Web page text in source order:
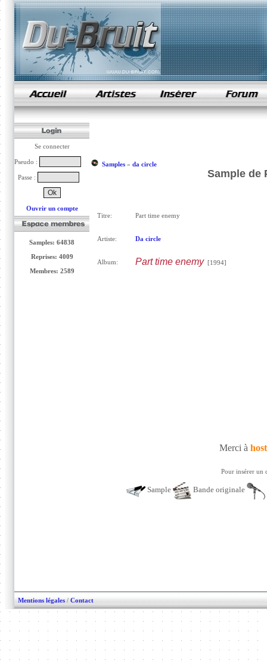
samples de rap
Se connecter
Pseudo :
Passe :
Ouvrir un compte
Samples: 64838
Reprises: 4009
Membres: 2589
Samples» da circle
Sample de
Titre: Part time enemy
Artiste: Da circle
Album: Part time enemy[1994]
Merci à
Pour insérer un
Sample Bande originale
Mentions légales / Contact